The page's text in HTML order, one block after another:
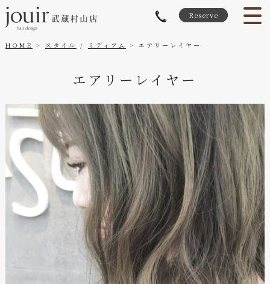
Reserve
HOME スタイル / ミディアム エアリーレイヤー
エアリーレイヤー